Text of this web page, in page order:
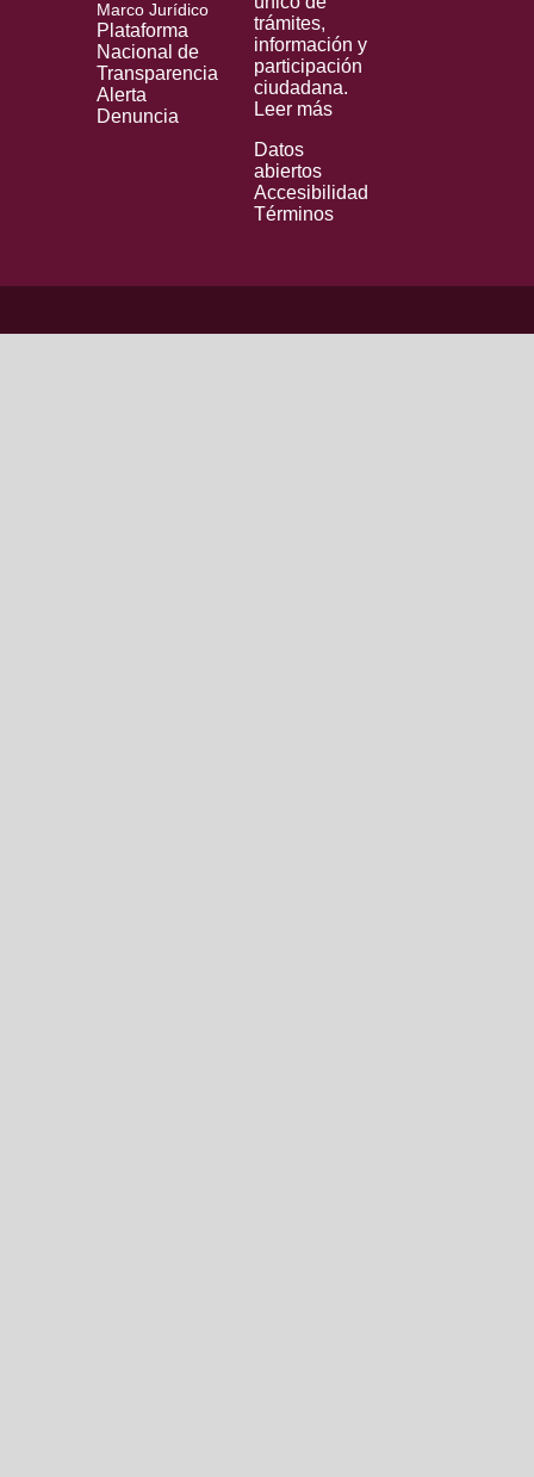
Marco Jurídico
Plataforma
Nacional de
Transparencia
Alerta
Denuncia
trámites,
información y
participación
ciudadana.
Leer más
Datos
abiertos
Accesibilidad
Términos